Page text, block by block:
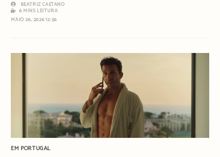
BEATRIZ CAETANO
6 MINS LEITURA
MAIO 26, 2026 12:56
EM PORTUGAL